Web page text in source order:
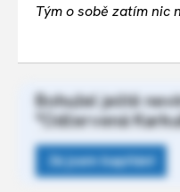
Tým o sobě zatím nic
Bohužel ještě
"Odčervená